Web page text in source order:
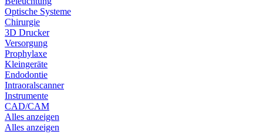
Optische Systeme
Chirurgie
3D Drucker
Versorgung
Prophylaxe
Kleingeräte
Endodontie
Intraoralscanner
Instrumente
CAD/CAM
Alles anzeigen
Alles anzeigen